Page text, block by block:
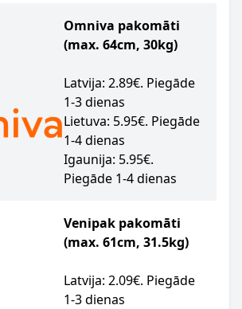
Omniva pakomāti
(max. 64cm, 30kg)
Latvija: 2.89€. Piegāde
1-3 dienas
Lietuva: 5.95€. Piegāde
1-4 dienas
Igaunija: 5.95€.
Piegāde 1-4 dienas
Venipak pakomāti
(max. 61cm, 31.5kg)
Latvija: 2.09€. Piegāde
1-3 dienas